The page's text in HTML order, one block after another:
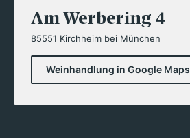
Am Werbering 4
85551 Kirchheim bei München
Weinhandlung in Google Maps